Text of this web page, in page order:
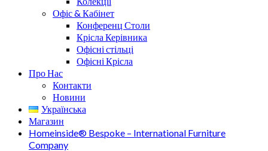
Офіс & Кабінет
Конференц Столи
Крісла Керівника
Офісні стільці
Офісні Крісла
Про Нас
Контакти
Новини
Українська
Магазин
Homeinside® Bespoke – International Furniture
Company